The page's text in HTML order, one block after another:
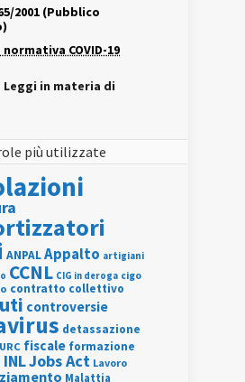
2001 (Pubblico
COVID-19
in materia di
più utilizzate
ANPALAppalto artigiani
CCNL CIG in deroga cigo
contratto collettivo
controversie
detassazione
fiscale formazione
INLJobs Act Lavoro
Malattia